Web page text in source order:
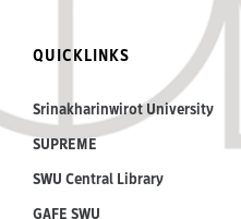
QUICKLINKS
Srinakharinwirot University
SUPREME
SWU Central Library
GAFE SWU